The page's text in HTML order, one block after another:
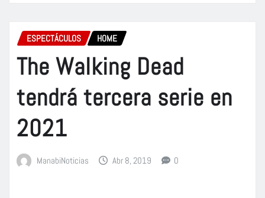
ESPECTÁCULOS HOME
The Walking Dead
tendrá tercera serie en
2021
ManabiNoticias Abr 8, 2019 0